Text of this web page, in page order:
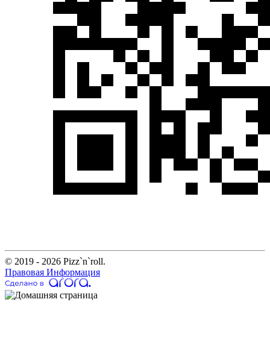
© 2019 - 2026 Pizz`n`roll.
Правовая Информация